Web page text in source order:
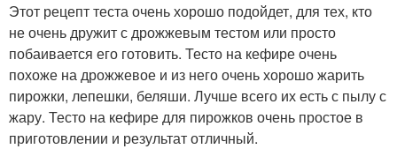
Этот рецепт теста очень хорошо подойдет, для тех, кто
не очень дружит с дрожжевым тестом или просто
побаивается его готовить. Тесто на кефире очень
похоже на дрожжевое и из него очень хорошо жарить
пирожки, лепешки, беляши. Лучше всего их есть с пылу с
жару. Тесто на кефире для пирожков очень простое в
приготовлении и результат отличный.